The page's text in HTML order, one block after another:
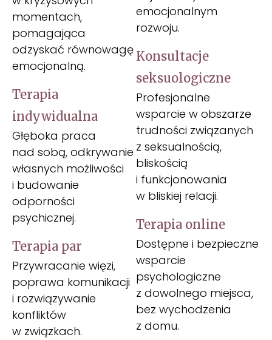
momentach,
pomagająca
odzyskać równowagę
emocjonalną.
Terapia
indywidualna
Głęboka praca
nad sobą, odkrywanie
własnych możliwości
i budowanie
odporności
psychicznej.
Terapia par
Przywracanie więzi,
poprawa komunikacji
i rozwiązywanie
konfliktów
w związkach.
emocjonalnym
rozwoju.
Konsultacje
seksuologiczne​
Profesjonalne
wsparcie w obszarze
trudności związanych
z seksualnością,
bliskością
i funkcjonowania
w bliskiej relacji.
Terapia online
Dostępne i bezpieczne
wsparcie
psychologiczne
z dowolnego miejsca,
bez wychodzenia
z domu.